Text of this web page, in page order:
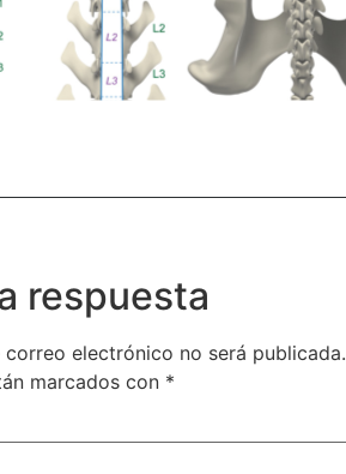
respuesta
electrónico no será publicada.
marcados con *